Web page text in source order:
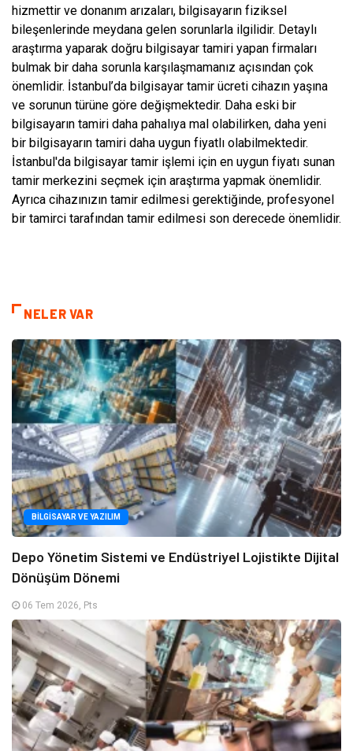
hizmettir ve donanım arızaları, bilgisayarın fiziksel
bileşenlerinde meydana gelen sorunlarla ilgilidir. Detaylı
araştırma yaparak doğru bilgisayar tamiri yapan firmaları
bulmak bir daha sorunla karşılaşmamanız açısından çok
önemlidir. İstanbul’da bilgisayar tamir ücreti cihazın yaşına
ve sorunun türüne göre değişmektedir. Daha eski bir
bilgisayarın tamiri daha pahalıya mal olabilirken, daha yeni
bir bilgisayarın tamiri daha uygun fiyatlı olabilmektedir.
İstanbul'da bilgisayar tamir işlemi için en uygun fiyatı sunan
tamir merkezini seçmek için araştırma yapmak önemlidir.
Ayrıca cihazınızın tamir edilmesi gerektiğinde, profesyonel
bir tamirci tarafından tamir edilmesi son derecede önemlidir.
NELER VAR
BILGISAYAR VE YAZILIM
Depo Yönetim Sistemi ve Endüstriyel Lojistikte Dijital
Dönüşüm Dönemi
06 Tem 2026, Pts